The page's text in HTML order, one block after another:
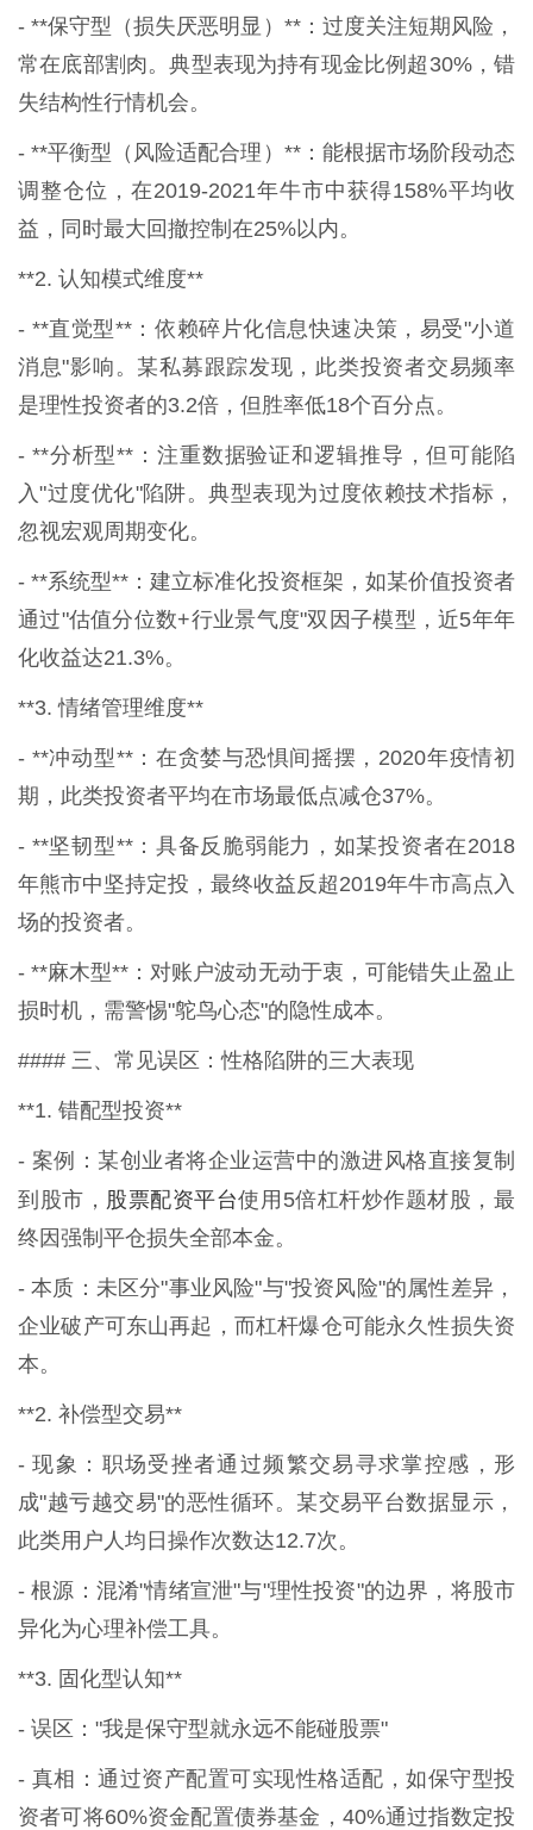
- **保守型（损失厌恶明显）**：过度关注短期风险，
常在底部割肉。典型表现为持有现金比例超30%，错
失结构性行情机会。
- **平衡型（风险适配合理）**：能根据市场阶段动态
调整仓位，在2019-2021年牛市中获得158%平均收
益，同时最大回撤控制在25%以内。
**2. 认知模式维度**
- **直觉型**：依赖碎片化信息快速决策，易受"小道
消息"影响。某私募跟踪发现，此类投资者交易频率
是理性投资者的3.2倍，但胜率低18个百分点。
- **分析型**：注重数据验证和逻辑推导，但可能陷
入"过度优化"陷阱。典型表现为过度依赖技术指标，
忽视宏观周期变化。
- **系统型**：建立标准化投资框架，如某价值投资者
通过"估值分位数+行业景气度"双因子模型，近5年年
化收益达21.3%。
**3. 情绪管理维度**
- **冲动型**：在贪婪与恐惧间摇摆，2020年疫情初
期，此类投资者平均在市场最低点减仓37%。
- **坚韧型**：具备反脆弱能力，如某投资者在2018
年熊市中坚持定投，最终收益反超2019年牛市高点入
场的投资者。
- **麻木型**：对账户波动无动于衷，可能错失止盈止
损时机，需警惕"鸵鸟心态"的隐性成本。
#### 三、常见误区：性格陷阱的三大表现
**1. 错配型投资**
- 案例：某创业者将企业运营中的激进风格直接复制
到股市， 股票配资平台使用5倍杠杆炒作题材股，最
终因强制平仓损失全部本金。
- 本质：未区分"事业风险"与"投资风险"的属性差异，
企业破产可东山再起，而杠杆爆仓可能永久性损失资
本。
**2. 补偿型交易**
- 现象：职场受挫者通过频繁交易寻求掌控感，形
成"越亏越交易"的恶性循环。某交易平台数据显示，
此类用户人均日操作次数达12.7次。
- 根源：混淆"情绪宣泄"与"理性投资"的边界，将股市
异化为心理补偿工具。
**3. 固化型认知**
- 误区："我是保守型就永远不能碰股票"
- 真相：通过资产配置可实现性格适配，如保守型投
资者可将60%资金配置债券基金，40%通过指数定投